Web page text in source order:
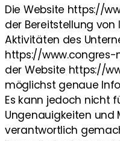
Die Website https://
der Bereitstellung
Aktivitäten des
https://
der Website https://
möglichst genaue
Es kann jedoch nicht
Ungenauigkeiten und
verantwortlich